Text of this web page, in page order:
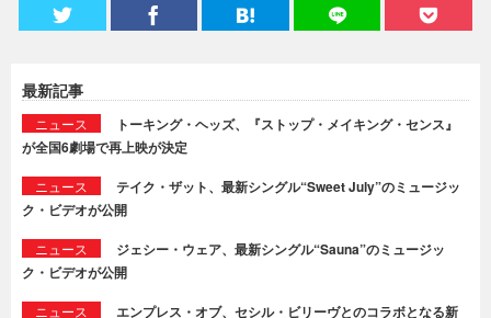
最新記事
ニュース
トーキング・ヘッズ、『ストップ・メイキング・センス』
が全国6劇場で再上映が決定
ニュース
テイク・ザット、最新シングル“Sweet July”のミュージッ
ク・ビデオが公開
ニュース
ジェシー・ウェア、最新シングル“Sauna”のミュージッ
ク・ビデオが公開
ニュース
エンプレス・オブ、セシル・ビリーヴとのコラボとなる新